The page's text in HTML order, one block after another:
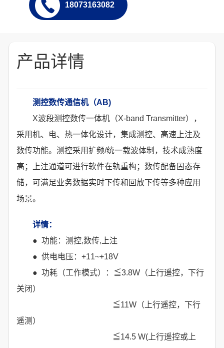
18073163082
产品详情
测控数传通信机（AB)
X波段测控数传一体机（X-band Transmitter），
采用机、电、热一体化设计，集成测控、高速上注及
数传功能。测控采用扩频/统一载波体制，技术成熟度
高；上注通道可进行软件在轨重构；数传配备固态存
储，可满足业务数据实时下传和回放下传等多种应用
场景。
详情：
● 功能：测控,数传,上注
● 供电电压：+11~+18V
● 功耗（工作模式）：≦3.8W（上行遥控，下行
关闭）
≦11W（上行遥控，下行
遥测）
≦14.5 W(上行遥控或上